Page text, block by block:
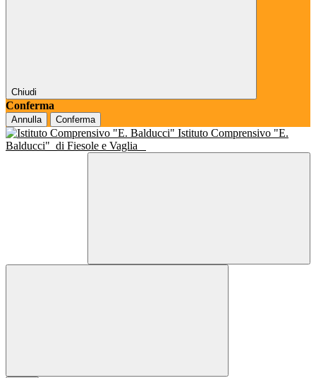
Chiudi
Conferma
Annulla Conferma
Istituto Comprensivo "E.
Balducci" di Fiesole e Vaglia